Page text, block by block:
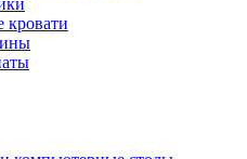
кровати